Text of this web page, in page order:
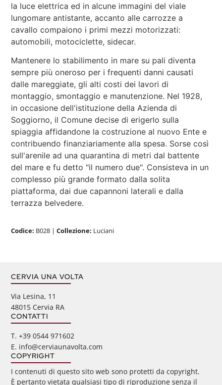
la luce elettrica ed in alcune immagini del viale
lungomare antistante, accanto alle carrozze a
cavallo compaiono i primi mezzi motorizzati:
automobili, motociclette, sidecar.
Mantenere lo stabilimento in mare su pali diventa
sempre più oneroso per i frequenti danni causati
dalle mareggiate, gli alti costi dei lavori di
montaggio, smontaggio e manutenzione. Nel 1928,
in occasione dell'istituzione della Azienda di
Soggiorno, il Comune decise di erigerlo sulla
spiaggia affidandone la costruzione al nuovo Ente e
contribuendo finanziariamente alla spesa. Sorse così
sull'arenile ad una quarantina di metri dal battente
del mare e fu detto "il numero due". Consisteva in un
complesso più grande formato dalla solita
piattaforma, dai due capannoni laterali e dalla
terrazza belvedere.
Codice: B028 |Collezione: Luciani
CERVIA UNA VOLTA
Via Lesina, 11
48015 Cervia RA
CONTATTI
‭T. +39 0544 971602
E. info@cerviaunavolta.com
COPYRIGHT
I contenuti di questo sito web sono protetti da copyright.
È pertanto vietata qualsiasi tipo di riproduzione senza il